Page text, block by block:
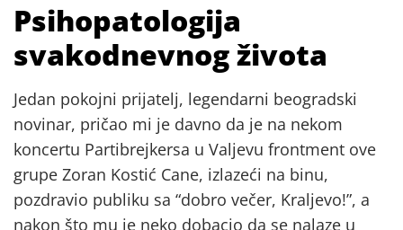
Psihopatologija
svakodnevnog života
Jedan pokojni prijatelj, legendarni beogradski
novinar, pričao mi je davno da je na nekom
koncertu Partibrejkersa u Valjevu frontment ove
grupe Zoran Kostić Cane, izlazeći na binu,
pozdravio publiku sa “dobro večer, Kraljevo!”, a
nakon što mu je neko dobacio da se nalaze u